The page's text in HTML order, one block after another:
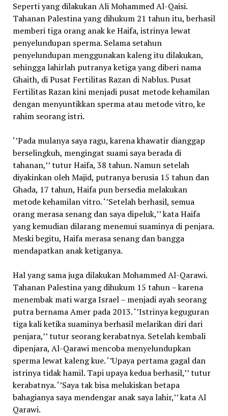
Seperti yang dilakukan Ali Mohammed Al-Qaisi.
Tahanan Palestina yang dihukum 21 tahun itu, berhasil
memberi tiga orang anak ke Haifa, istrinya lewat
penyelundupan sperma. Selama setahun
penyelundupan menggunakan kaleng itu dilakukan,
sehingga lahirlah putranya ketiga yang diberi nama
Ghaith, di Pusat Fertilitas Razan di Nablus. Pusat
Fertilitas Razan kini menjadi pusat metode kehamilan
dengan menyuntikkan sperma atau metode vitro, ke
rahim seorang istri.
‘’Pada mulanya saya ragu, karena khawatir dianggap
berselingkuh, mengingat suami saya berada di
tahanan,’’ tutur Haifa, 38 tahun. Namun setelah
diyakinkan oleh Majid, putranya berusia 15 tahun dan
Ghada, 17 tahun, Haifa pun bersedia melakukan
metode kehamilan vitro. ‘’Setelah berhasil, semua
orang merasa senang dan saya dipeluk,’’ kata Haifa
yang kemudian dilarang menemui suaminya di penjara.
Meski begitu, Haifa merasa senang dan bangga
mendapatkan anak ketiganya.
Hal yang sama juga dilakukan Mohammed Al-Qarawi.
Tahanan Palestina yang dihukum 15 tahun – karena
menembak mati warga Israel – menjadi ayah seorang
putra bernama Amer pada 2013. ‘’Istrinya keguguran
tiga kali ketika suaminya berhasil melarikan diri dari
penjara,’’ tutur seorang kerabatnya. Setelah kembali
dipenjara, Al-Qarawi mencoba menyelundupkan
sperma lewat kaleng kue. ‘’Upaya pertama gagal dan
istrinya tidak hamil. Tapi upaya kedua berhasil,’’ tutur
kerabatnya. ‘’Saya tak bisa melukiskan betapa
bahagianya saya mendengar anak saya lahir,’’ kata Al
Qarawi.